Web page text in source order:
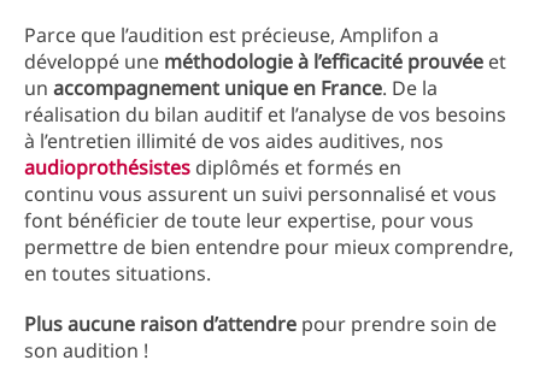
Parce que l’audition est précieuse, Amplifon a
développé une méthodologie à l’efficacité prouvée et
un accompagnement unique en France. De la
réalisation du bilan auditif et l’analyse de vos besoins
à l’entretien illimité de vos aides auditives, nos
audioprothésistes diplômés et formés en
continu vous assurent un suivi personnalisé et vous
font bénéficier de toute leur expertise, pour vous
permettre de bien entendre pour mieux comprendre,
en toutes situations.
Plus aucune raison d’attendre pour prendre soin de
son audition !